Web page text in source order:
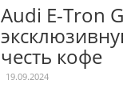
Audi E-Tron
честь кофе
19.09.2024